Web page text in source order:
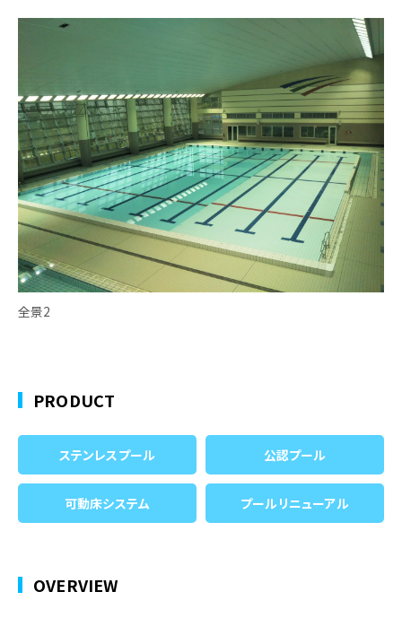
全景2
PRODUCT
ステンレスプール 公認プール
可動床システム プールリニューアル
OVERVIEW